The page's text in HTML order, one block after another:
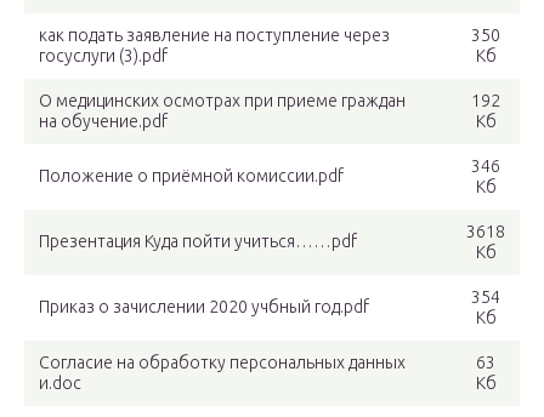
как подать заявление на поступление через
госуслуги (3).pdf
350
Кб
О медицинских осмотрах при приеме граждан
на обучение.pdf
192
Кб
Положение о приёмной комиссии.pdf
346
Кб
Презентация Куда пойти учиться……pdf
3618
Кб
Приказ о зачислении 2020 учбный год.pdf
354
Кб
Согласие на обработку персональных данных
и.doc
63
Кб